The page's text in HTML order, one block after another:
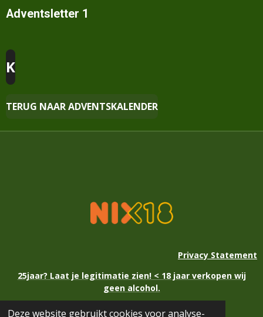
Deze website gebruikt cookies voor analyse-
Adventsletter 1
K
TERUG NAAR ADVENTSKALENDER
Privacy Statement
25jaar? Laat je legitimatie zien! < 18 jaar verkopen wij
geen alcohol.
© 2021 - 2026 Kerstmarkt Eext